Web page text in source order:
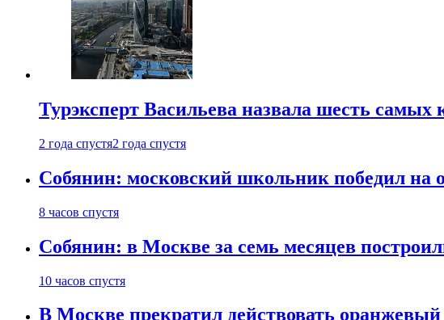
Турэксперт Васильева назвала шесть
2 года спустя2 года спустя
Собянин: московский школьник победил на
8 часов спустя
Собянин: в Москве за семь месяцев
10 часов спустя
В Москве прекратил действовать оранжевый